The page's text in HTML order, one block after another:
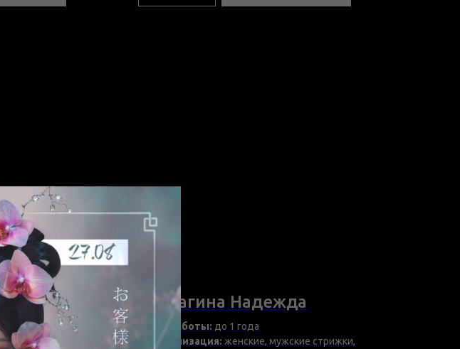
Корчагина Надежда
Опыт работы: до 1 года
Специализация: женские, мужские стрижки,